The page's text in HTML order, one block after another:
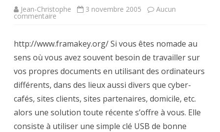
Jean-Christophe 3 novembre 2005 Aucun
commentaire sur
bureautique
avec
vous
http://www.framakey.org/ Si vous êtes nomade au
sens où vous avez souvent besoin de travailler sur
vos propres documents en utilisant des ordinateurs
différents, dans des lieux aussi divers que cyber-
cafés, sites clients, sites partenaires, domicile, etc.
alors une solution toute récente s’offre à vous. Elle
consiste à utiliser une simple clé USB de bonne